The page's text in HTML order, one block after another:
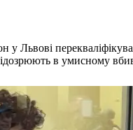
Львові
в умисному